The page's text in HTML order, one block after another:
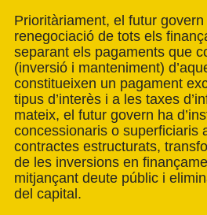
Prioritàriament, el futur govern
renegociació de tots els
separant els pagaments que
(inversió i manteniment)
constitueixen un pagament
tipus d’interès i a les taxes
mateix, el futur govern ha
concessionaris o superficiaris
contractes estructurats,
de les inversions en
mitjançant deute públic i
del capital.